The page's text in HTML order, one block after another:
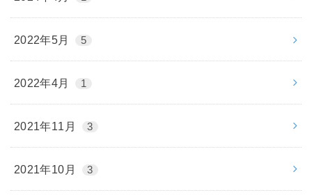
2022年5月 5
2022年4月 1
2021年11月 3
2021年10月 3